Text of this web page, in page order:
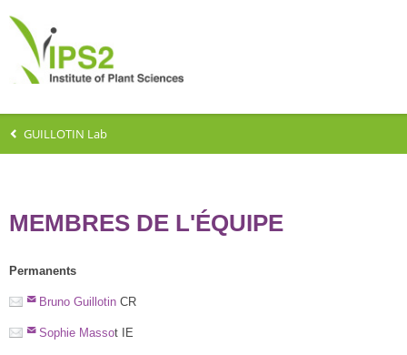
GUILLOTIN Lab
MEMBRES DE L'ÉQUIPE
Permanents
Bruno GuillotinCR
Sophie Massot IE